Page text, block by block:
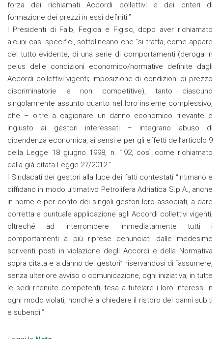
forza dei richiamati Accordi collettivi e dei criteri di
formazione dei prezzi in essi definiti.”
I Presidenti di Faib, Fegica e Figisc, dopo aver richiamato
alcuni casi specifici, sottolineano che “si tratta, come appare
del tutto evidente, di una serie di comportamenti (deroga in
pejus delle condizioni economico/normative definite dagli
Accordi collettivi vigenti; imposizione di condizioni di prezzo
discriminatorie e non competitive), tanto ciascuno
singolarmente assunto quanto nel loro insieme complessivo,
che – oltre a cagionare un danno economico rilevante e
ingiusto ai gestori interessati – integrano abuso di
dipendenza economica, ai sensi e per gli effetti dell’articolo 9
della Legge 18 giugno 1998, n. 192, così come richiamato
dalla già citata Legge 27/2012.”
I Sindacati dei gestori alla luce dei fatti contestati “intimano e
diffidano in modo ultimativo Petrolifera Adriatica S.p.A., anche
in nome e per conto dei singoli gestori loro associati, a dare
corretta e puntuale applicazione agli Accordi collettivi vigenti,
oltreché ad interrompere immediatamente tutti i
comportamenti a più riprese denunciati dalle medesime
scriventi posti in violazione degli Accordi e della Normativa
sopra citata e a danno dei gestori” riservandosi di “assumere,
senza ulteriore avviso o comunicazione, ogni iniziativa, in tutte
le sedi ritenute competenti, tesa a tutelare i loro interessi in
ogni modo violati, nonché a chiedere il ristoro dei danni subiti
e subendi.”